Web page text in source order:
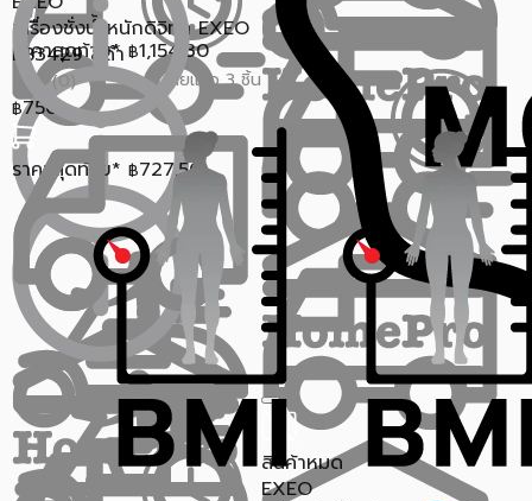
ราคาสุดท้าย* ฿1,154.30
เครื่องชั่งน้ำหนักดิจิทัล EXEO
EB3429 สีดำ
0.0 (0) ขายแล้ว 3 ชิ้น
฿750
ราคาสุดท้าย* ฿727.50
สินค้าหมด
EXEO